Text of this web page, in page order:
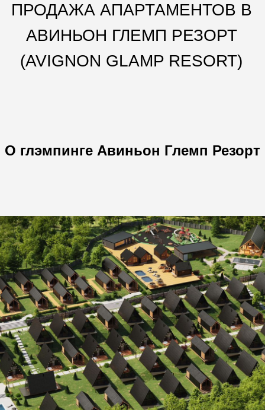
ПРОДАЖА АПАРТАМЕНТОВ В
АВИНЬОН ГЛЕМП РЕЗОРТ
(AVIGNON GLAMP RESORT)
О глэмпинге Авиньон Глемп Резорт